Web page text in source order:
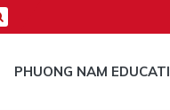
PHUONG NAM